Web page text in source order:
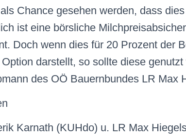
Chance gesehen werden, dass
ist eine börsliche
Doch wenn dies für 20 Prozent der
darstellt, so sollte diese genutzt
des OÖ Bauernbundes LR Max
Karnath (KUHdo) u. LR Max